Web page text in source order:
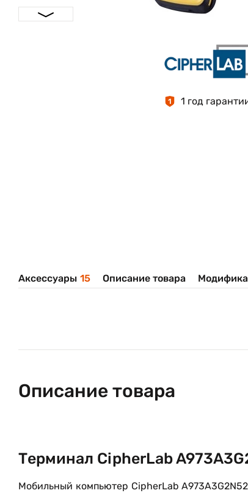
1 1 год
Аксессуары 15 Описание товара
Описание товара
Терминал CipherLab
Мобильный компьютер CipherLab